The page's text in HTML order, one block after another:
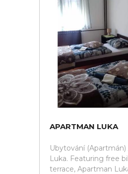
APARTMAN LUKA
Ubytování
Luka. Featuring free
terrace, Apartman